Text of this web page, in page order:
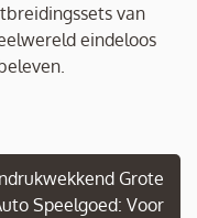
van
eindeloos
Grote
Speelgoed: Voor